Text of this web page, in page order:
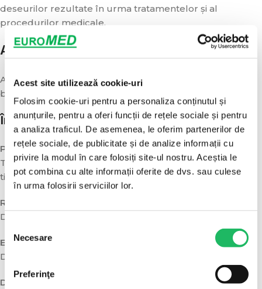
Acest site utilizează cookie-uri
Folosim cookie-uri pentru a personaliza conținutul și
anunțurile, pentru a oferi funcții de rețele sociale și pentru
a analiza traficul. De asemenea, le oferim partenerilor de
rețele sociale, de publicitate și de analize informații cu
privire la modul în care folosiți site-ul nostru. Aceștia le
pot combina cu alte informații oferite de dvs. sau culese
în urma folosirii serviciilor lor.
consimțământului
Necesare
Preferinţe
deseurilor rezultate în urma tratamentelor și al
procedurilor medicale.
Ambalare și livrare
Ambalare: 50 buc/set. Cantitate minimă de comandă: 50
buc. Produs pe stoc, livrare rapidă în toată țara.
Întrebări frecvente
Pentru ce se folosește?
Transportul instrumentelor și colectarea fluidelor în
timpul procedurilor.
Rezistă la lichide?
Da, cartonul este tratat împotriva apei și umezelii.
Este de unică folosință?
Da, pentru igienă.
Din ce material este?